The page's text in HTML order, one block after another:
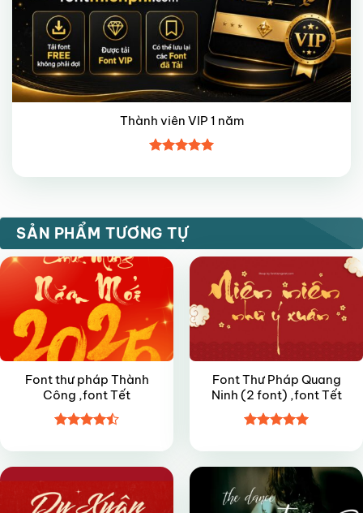
Thành viên VIP 1 năm
hạng55
SẢN PHẨM TƯƠNG TỰ
FREE
Font thư pháp Thành
Công ,font Tết
hạng4.5
5 sao
Font Thư Pháp Quang
Ninh (2 font) ,font Tết
hạng55
sao